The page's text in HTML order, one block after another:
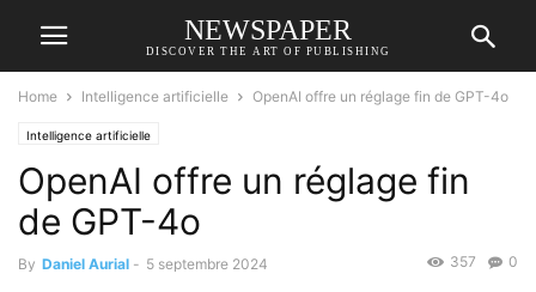
NEWSPAPER
DISCOVER THE ART OF PUBLISHING
Home Intelligence artificielle OpenAI offre un réglage fin de GPT-4o
Intelligence artificielle
OpenAI offre un réglage fin
de GPT-4o
By Daniel Aurial - 5 septembre 2024 0
357